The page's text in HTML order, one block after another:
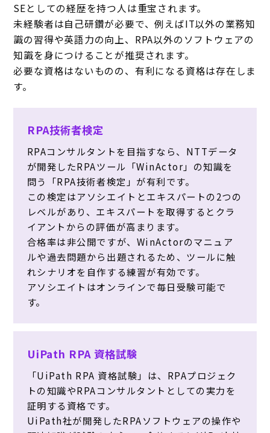
SEとしての経歴を持つ人は重宝されます。
未経験者は自己研鑽が必要で、例えばIT以外の業務知
識の習得や英語力の向上、RPA以外のソフトウェアの
知識を身につけることが推奨されます。
必要な資格はないものの、有利になる資格は存在しま
す。
RPA技術者検定
RPAコンサルタントを目指すなら、NTTデータ
が開発したRPAツール「WinActor」の知識を
問う「RPA技術者検定」が有利です。
この検定はアソシエイトとエキスパートの2つの
レベルがあり、エキスパートを取得するとクラ
イアントからの評価が高まります。
合格率は非公開ですが、WinActorのマニュア
ルや過去問題から出題されるため、ツールに触
れシナリオを自作する練習が有効です。
アソシエイトはオンラインで毎日受験可能で
す。
UiPath RPA 資格試験
「UiPath RPA 資格試験」は、RPAプロジェク
トの知識やRPAコンサルタントとしての実力を
証明する資格です。
UiPath社が開発したRPAソフトウェアの操作や